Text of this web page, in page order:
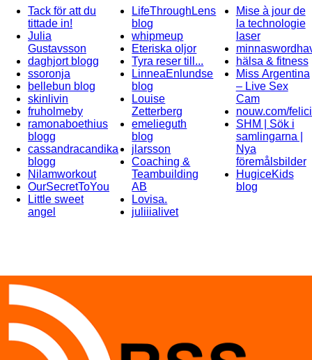
Tack för att du
tittade in!
Julia
Gustavsson
daghjort blogg
ssoronja
bellebun blog
skinlivin
fruholmeby
ramonaboethius
blogg
cassandracandika
blogg
Nilamworkout
OurSecretToYou
Little sweet
angel
LifeThroughLens
blog
whipmeup
Eteriska oljor
Tyra reser till...
LinneaEnlundse
blog
Louise
Zetterberg
emelieguth
blog
jlarsson
Coaching &
Teambuilding
AB
Lovisa.
juliiialivet
Mise à jour de
la technologie
laser
hälsa & fitness
Miss Argentina
– Live Sex
Cam
nouw.com/
SHM | Sök i
samlingarna |
Nya
föremålsbilder
HugiceKids
blog